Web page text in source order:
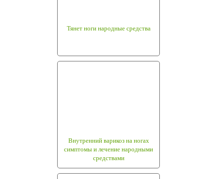
Тянет ноги народные средства
Внутренний варикоз на ногах
симптомы и лечение народными
средствами